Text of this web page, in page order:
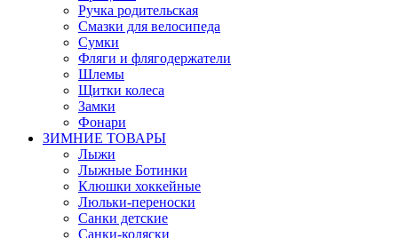
Ручка родительская
Смазки для велосипеда
Сумки
Фляги и флягодержатели
Шлемы
Щитки колеса
Замки
Фонари
ЗИМНИЕ ТОВАРЫ
Лыжи
Лыжные Ботинки
Клюшки хоккейные
Люльки-переноски
Санки детские
Санки-коляски